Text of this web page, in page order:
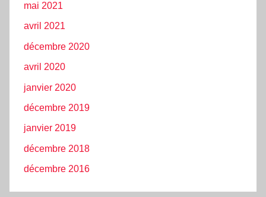
mai 2021
avril 2021
décembre 2020
avril 2020
janvier 2020
décembre 2019
janvier 2019
décembre 2018
décembre 2016